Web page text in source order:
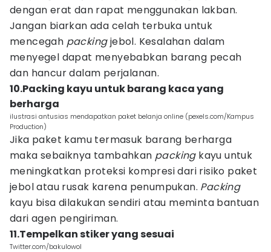
dengan erat dan rapat menggunakan lakban.
Jangan biarkan ada celah terbuka untuk
mencegah packingjebol. Kesalahan dalam
menyegel dapat menyebabkan barang pecah
dan hancur dalam perjalanan.
10.Packing kayu untuk barang kaca yang
berharga
ilustrasi antusias mendapatkan paket belanja online (pexels.com/Kampus
Production)
Jika paket kamu termasuk barang berharga
maka sebaiknya tambahkan packingkayu untuk
meningkatkan proteksi kompresi dari risiko paket
jebol atau rusak karena penumpukan. Packing
kayu bisa dilakukan sendiri atau meminta bantuan
dari agen pengiriman.
11.Tempelkan stiker yang sesuai
Twitter.com/bakulowol